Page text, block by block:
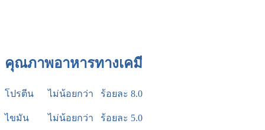
คุณภาพอาหารทางเคมี
โปรตีน ไม่น้อยกว่า ร้อยละ 8.0
ไขมัน ไม่น้อยกว่า ร้อยละ 5.0